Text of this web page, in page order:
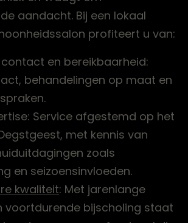
aandacht. Bij een lokaal
profiteert u van:
contact en bereikbaarheid:
behandelingen op maat en
Service afgestemd op het
met kennis van
zoals
en seizoensinvloeden.
kwaliteit: Met jarenlange
voortdurende bijscholing staat